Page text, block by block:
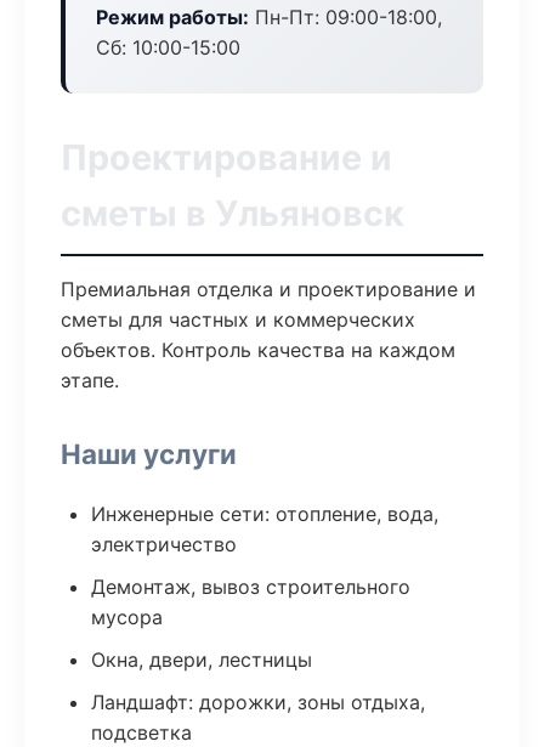
Режим работы: Пн-Пт: 09:00-18:00,
Сб: 10:00-15:00
Проектирование и
сметы в Ульяновск
Премиальная отделка и проектирование и
сметы для частных и коммерческих
объектов. Контроль качества на каждом
этапе.
Наши услуги
Инженерные сети: отопление, вода,
электричество
Демонтаж, вывоз строительного
мусора
Окна, двери, лестницы
Ландшафт: дорожки, зоны отдыха,
подсветка